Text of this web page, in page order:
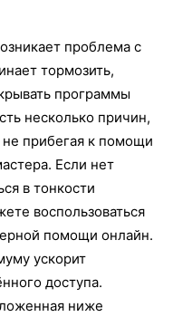
проблема с
тормозить,
программы
несколько причин,
прибегая к помощи
Если нет
в тонкости
воспользоваться
помощи онлайн.
ускорит
доступа.
ниже